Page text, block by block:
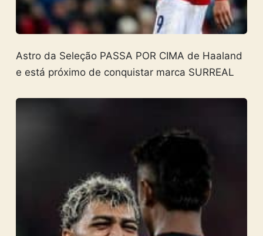
Astro da Seleção PASSA POR CIMA de Haaland
e está próximo de conquistar marca SURREAL